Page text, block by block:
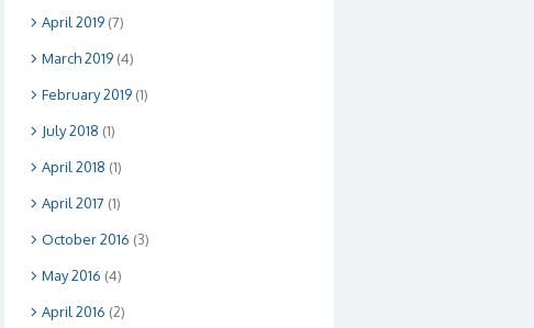
April 2019 (7)
March 2019 (4)
February 2019 (1)
July 2018 (1)
April 2018 (1)
April 2017 (1)
October 2016 (3)
May 2016 (4)
April 2016 (2)